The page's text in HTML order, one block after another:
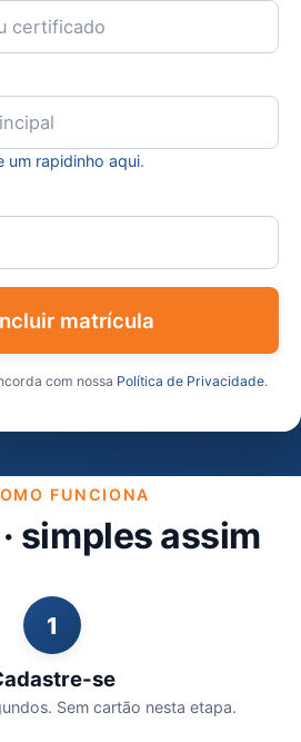
um rapidinho aqui.
matrícula
com nossa Política de Privacidade.
FUNCIONA
simples assim
1
se
Sem cartão nesta etapa.